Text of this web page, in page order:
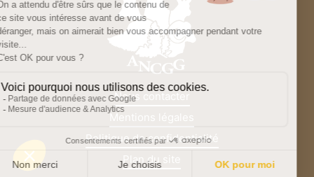
Nous contacter
Politique de confidentialité
Plan du site